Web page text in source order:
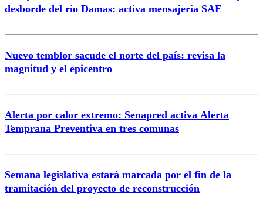
desborde del río Damas: activa mensajería SAE
Nuevo temblor sacude el norte del país: revisa la
magnitud y el epicentro
Alerta por calor extremo: Senapred activa Alerta
Temprana Preventiva en tres comunas
Semana legislativa estará marcada por el fin de la
tramitación del proyecto de reconstrucción